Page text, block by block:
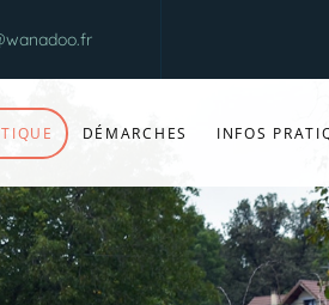
DÉMARCHES INFOS